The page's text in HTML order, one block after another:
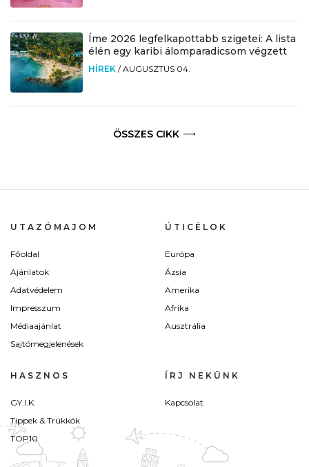
Íme 2026 legfelkapottabb szigetei: A lista
élén egy karibi álomparadicsom végzett
HÍREK /AUGUSZTUS 04.
ÖSSZES CIKK
UTAZÓMAJOM
Főoldal
Ajánlatok
Adatvédelem
Impresszum
Médiaajánlat
Sajtómegjelenések
ÚTICÉLOK
Európa
Ázsia
Amerika
Afrika
Ausztrália
HASZNOS
GY.I.K.
Tippek & Trükkök
TOP10
ÍRJ NEKÜNK
Kapcsolat